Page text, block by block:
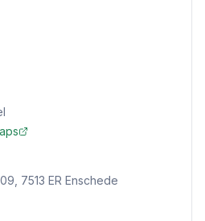
7513 ER Enschede